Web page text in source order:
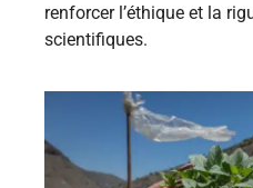
renforcer l’éthique et la
scientifiques.